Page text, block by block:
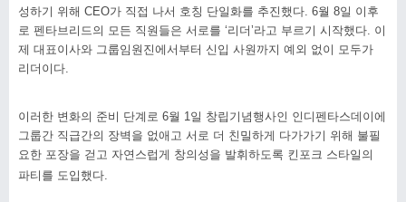
성하기 위해 CEO가 직접 나서 호칭 단일화를 추진했다. 6월 8일 이후
로 펜타브리드의 모든 직원들은 서로를 ‘리더’라고 부르기 시작했다. 이
제 대표이사와 그룹임원진에서부터 신입 사원까지 예외 없이 모두가
리더이다.
이러한 변화의 준비 단계로 6월 1일 창립기념행사인 인디펜타스데이에
그룹간 직급간의 장벽을 없애고 서로 더 친밀하게 다가가기 위해 불필
요한 포장을 걷고 자연스럽게 창의성을 발휘하도록 킨포크 스타일의
파티를 도입했다.